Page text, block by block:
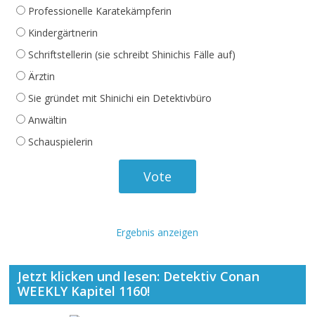
Professionelle Karatekämpferin
Kindergärtnerin
Schriftstellerin (sie schreibt Shinichis Fälle auf)
Ärztin
Sie gründet mit Shinichi ein Detektivbüro
Anwältin
Schauspielerin
Ergebnis anzeigen
Jetzt klicken und lesen: Detektiv Conan
WEEKLY Kapitel 1160!